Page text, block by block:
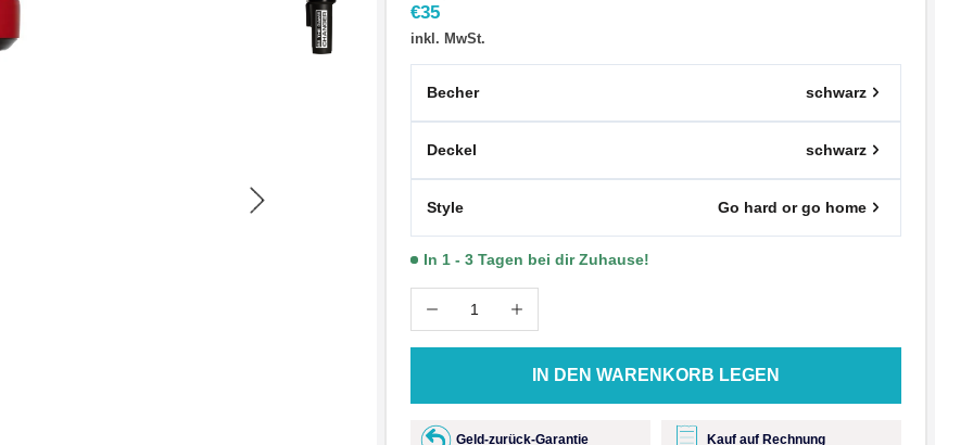
€35
inkl. MwSt.
Becher schwarz
Deckel schwarz
Style Go hard or go home
In 1 - 3 Tagen bei dir Zuhause!
IN DEN WARENKORB LEGEN
Geld-zurück-Garantie Kauf auf Rechnung